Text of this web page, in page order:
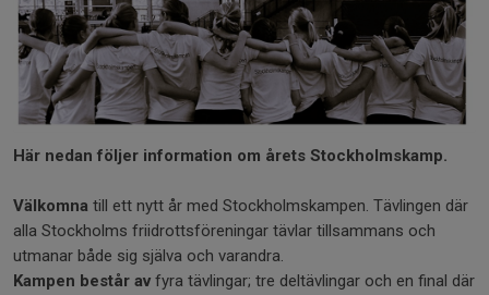
Här nedan följer information om årets Stockholmskamp.
Välkomna till ett nytt år med Stockholmskampen. Tävlingen där
alla Stockholms friidrottsföreningar tävlar tillsammans och
utmanar både sig själva och varandra.
Kampen består av fyra tävlingar; tre deltävlingar och en final där